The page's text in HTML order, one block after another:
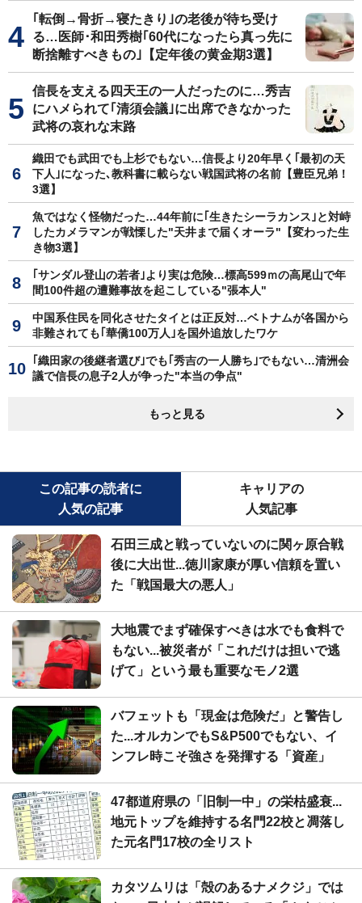
｢転倒→骨折→寝たきり｣の老後が待ち受け
る…医師･和田秀樹｢60代になったら真っ先に
断捨離すべきもの｣【定年後の黄金期3選】
信長を支える四天王の一人だったのに…秀吉
にハメられて｢清須会議｣に出席できなかった
武将の哀れな末路
織田でも武田でも上杉でもない…信長より20年早く｢最初の天
下人｣になった､教科書に載らない戦国武将の名前【豊臣兄弟！
3選】
魚ではなく怪物だった…44年前に｢生きたシーラカンス｣と対峙
したカメラマンが戦慄した"天井まで届くオーラ"【変わった生
き物3選】
｢サンダル登山の若者｣より実は危険…標高599ｍの高尾山で年
間100件超の遭難事故を起こしている"張本人"
中国系住民を同化させたタイとは正反対…ベトナムが各国から
非難されても｢華僑100万人｣を国外追放したワケ
｢織田家の後継者選び｣でも｢秀吉の一人勝ち｣でもない…清洲会
議で信長の息子2人が争った"本当の争点"
もっと見る
この記事の読者に
人気の記事
キャリアの
人気記事
石田三成と戦っていないのに関ヶ原合戦
後に大出世...徳川家康が厚い信頼を置い
た「戦国最大の悪人」
大地震でまず確保すべきは水でも食料で
もない...被災者が「これだけは担いで逃
げて」という最も重要なモノ2選
バフェットも「現金は危険だ」と警告し
た...オルカンでもS&P500でもない、イ
ンフレ時こそ強さを発揮する「資産」
47都道府県の「旧制一中」の栄枯盛衰...
地元トップを維持する名門22校と凋落し
た元名門17校の全リスト
カタツムリは「殻のあるナメクジ」では